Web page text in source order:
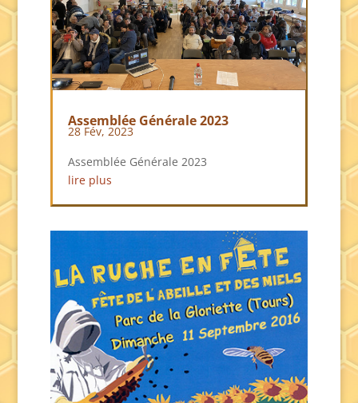
Assemblée Générale 2023
28 Fév, 2023
Assemblée Générale 2023
lire plus